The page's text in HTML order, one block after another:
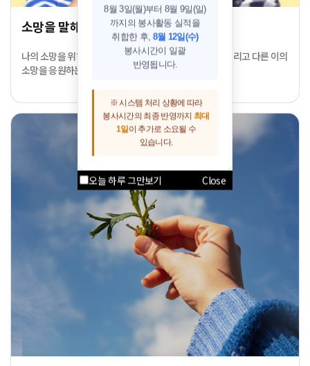
소망을 말해봐 - 소망을 응원하는 선플 -
나의 소망을 위한 실천과 마음가짐을 매일 적어 보세요. 그리고 다른 이의
소망을 응원하는 선플도 달아주세요.
8월 3일(월)부터 8월 9일(일)
까지의 봉사활동 실적을
취합한 후, 8월 12일(수)
봉사시간이 일괄
반영됩니다.
※ 시스템 처리 상황에 따라
봉사시간의 최종 반영까지 최대
1일이 추가로 소요될 수
있습니다.
오늘 하루 그만보기 Close